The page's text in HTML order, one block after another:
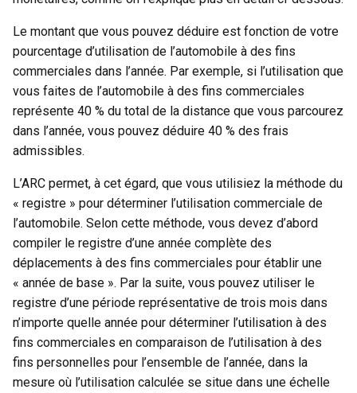
Le montant que vous pouvez déduire est fonction de votre
pourcentage d’utilisation de l’automobile à des fins
commerciales dans l’année. Par exemple, si l’utilisation que
vous faites de l’automobile à des fins commerciales
représente 40 % du total de la distance que vous parcourez
dans l’année, vous pouvez déduire 40 % des frais
admissibles.
L’ARC permet, à cet égard, que vous utilisiez la méthode du
« registre » pour déterminer l’utilisation commerciale de
l’automobile. Selon cette méthode, vous devez d’abord
compiler le registre d’une année complète des
déplacements à des fins commerciales pour établir une
« année de base ». Par la suite, vous pouvez utiliser le
registre d’une période représentative de trois mois dans
n’importe quelle année pour déterminer l’utilisation à des
fins commerciales en comparaison de l’utilisation à des
fins personnelles pour l’ensemble de l’année, dans la
mesure où l’utilisation calculée se situe dans une échelle